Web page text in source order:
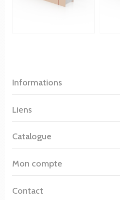
Informations
Liens
Catalogue
Mon compte
Contact